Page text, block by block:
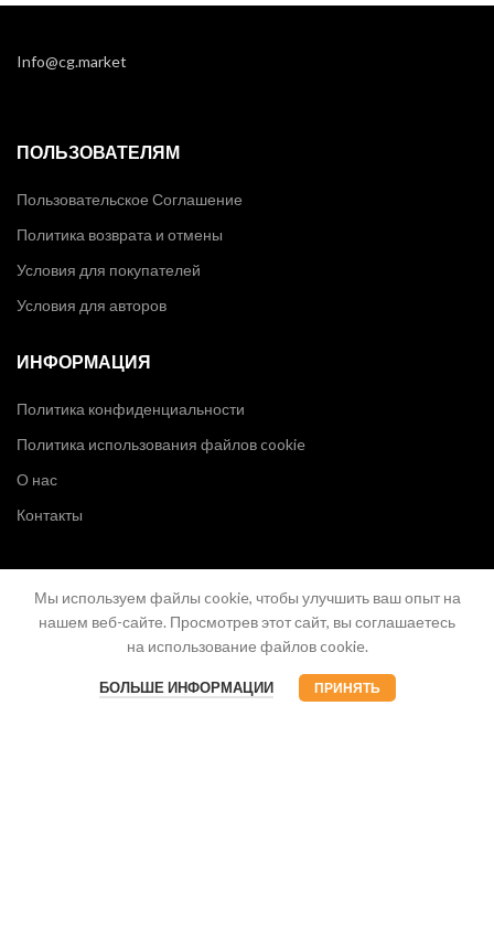
Info@cg.market
ПОЛЬЗОВАТЕЛЯМ
Пользовательское Соглашение
Политика возврата и отмены
Условия для покупателей
Условия для авторов
ИНФОРМАЦИЯ
Политика конфиденциальности
Политика использования файлов cookie
О нас
Контакты
Мы используем файлы cookie, чтобы улучшить ваш опыт на
нашем веб-сайте. Просмотрев этот сайт, вы соглашаетесь
на использование файлов cookie.
БОЛЬШЕ ИНФОРМАЦИИ ПРИНЯТЬ